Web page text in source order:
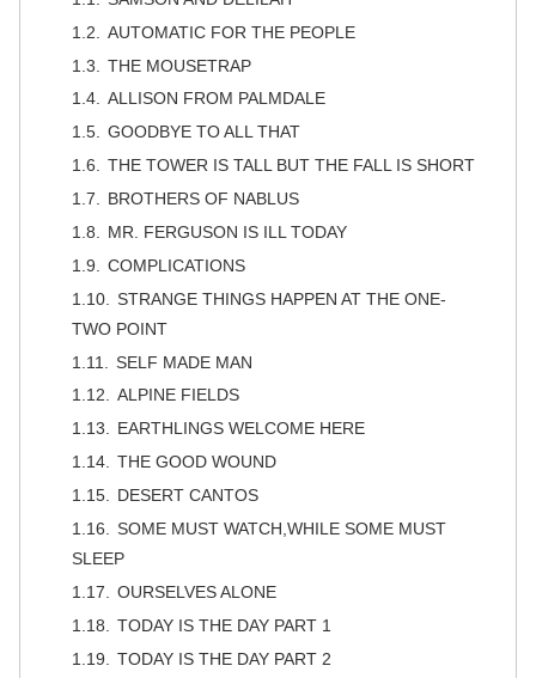
AUTOMATIC FOR THE PEOPLE
THE MOUSETRAP
ALLISON FROM PALMDALE
GOODBYE TO ALL THAT
THE TOWER IS TALL BUT THE FALL IS SHORT
BROTHERS OF NABLUS
MR. FERGUSON IS ILL TODAY
COMPLICATIONS
STRANGE THINGS HAPPEN AT THE ONE-
TWO POINT
SELF MADE MAN
ALPINE FIELDS
EARTHLINGS WELCOME HERE
THE GOOD WOUND
DESERT CANTOS
SOME MUST WATCH,WHILE SOME MUST
SLEEP
OURSELVES ALONE
TODAY IS THE DAY PART 1
TODAY IS THE DAY PART 2